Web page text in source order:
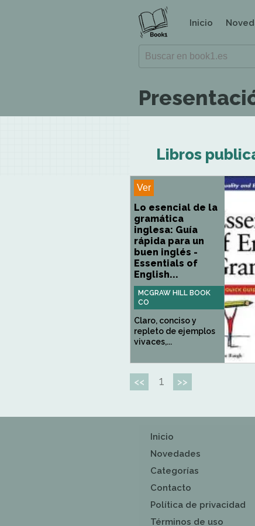
Inicio
Libros
Ver
Lo esencial de la
gramática
inglesa: Guía
rápida para un
buen inglés -
Essentials of
English...
MCGRAW HILL BOOK
CO
Claro, conciso y
repleto de ejemplos
vivaces,...
<< 1 >>
Inicio
Novedades
Categorías
Contacto
Política de privacidad
Términos de uso